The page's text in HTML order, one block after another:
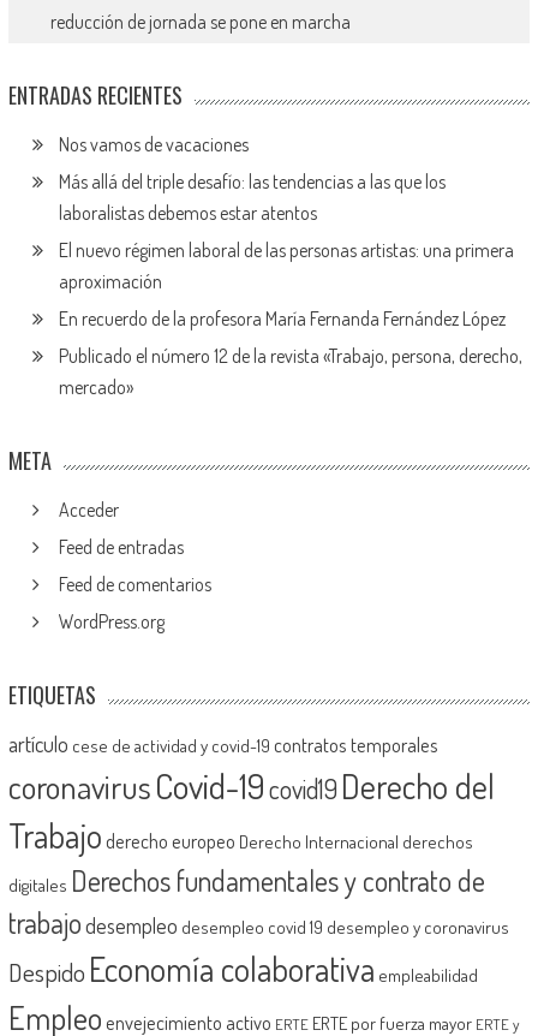
reducción de jornada se pone en marcha
ENTRADAS RECIENTES
Nos vamos de vacaciones
Más allá del triple desafío: las tendencias a las que los
laboralistas debemos estar atentos
El nuevo régimen laboral de las personas artistas: una primera
aproximación
En recuerdo de la profesora María Fernanda Fernández López
Publicado el número 12 de la revista «Trabajo, persona, derecho,
mercado»
META
Acceder
Feed de entradas
Feed de comentarios
WordPress.org
ETIQUETAS
artículo cese de actividad y covid-19 contratos temporales
coronavirusCovid-19covid19 Derecho del
Trabajoderecho europeo Derecho Internacional derechos
digitales Derechos fundamentales y contrato de
trabajodesempleo desempleo covid 19 desempleo y coronavirus
Despido Economía colaborativa empleabilidad
Empleoenvejecimiento activo ERTE ERTE por fuerza mayor ERTE y